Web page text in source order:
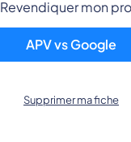
Revendiquer mon
APV vs Google
Supprimer ma fiche